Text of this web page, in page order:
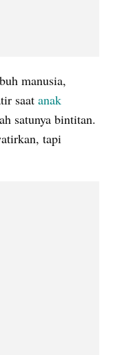
manusia,
saat
satunya bintitan.
tapi